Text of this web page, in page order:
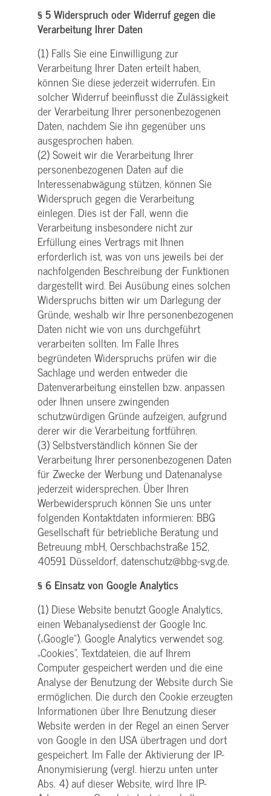
§ 5 Widerspruch oder Widerruf gegen die
Verarbeitung Ihrer Daten
(1) Falls Sie eine Einwilligung zur
Verarbeitung Ihrer Daten erteilt haben,
können Sie diese jederzeit widerrufen. Ein
solcher Widerruf beeinflusst die Zulässigkeit
der Verarbeitung Ihrer personenbezogenen
Daten, nachdem Sie ihn gegenüber uns
ausgesprochen haben.
(2) Soweit wir die Verarbeitung Ihrer
personenbezogenen Daten auf die
Interessenabwägung stützen, können Sie
Widerspruch gegen die Verarbeitung
einlegen. Dies ist der Fall, wenn die
Verarbeitung insbesondere nicht zur
Erfüllung eines Vertrags mit Ihnen
erforderlich ist, was von uns jeweils bei der
nachfolgenden Beschreibung der Funktionen
dargestellt wird. Bei Ausübung eines solchen
Widerspruchs bitten wir um Darlegung der
Gründe, weshalb wir Ihre personenbezogenen
Daten nicht wie von uns durchgeführt
verarbeiten sollten. Im Falle Ihres
begründeten Widerspruchs prüfen wir die
Sachlage und werden entweder die
Datenverarbeitung einstellen bzw. anpassen
oder Ihnen unsere zwingenden
schutzwürdigen Gründe aufzeigen, aufgrund
derer wir die Verarbeitung fortführen.
(3) Selbstverständlich können Sie der
Verarbeitung Ihrer personenbezogenen Daten
für Zwecke der Werbung und Datenanalyse
jederzeit widersprechen. Über Ihren
Werbewiderspruch können Sie uns unter
folgenden Kontaktdaten informieren: BBG
Gesellschaft für betriebliche Beratung und
Betreuung mbH, Oerschbachstraße 152,
40591 Düsseldorf, datenschutz@bbg-svg.de.
§ 6 Einsatz von Google Analytics
(1) Diese Website benutzt Google Analytics,
einen Webanalysedienst der Google Inc.
(„Google“). Google Analytics verwendet sog.
„Cookies“, Textdateien, die auf Ihrem
Computer gespeichert werden und die eine
Analyse der Benutzung der Website durch Sie
ermöglichen. Die durch den Cookie erzeugten
Informationen über Ihre Benutzung dieser
Website werden in der Regel an einen Server
von Google in den USA übertragen und dort
gespeichert. Im Falle der Aktivierung der IP-
Anonymisierung (vergl. hierzu unten unter
Abs. 4) auf dieser Website, wird Ihre IP-